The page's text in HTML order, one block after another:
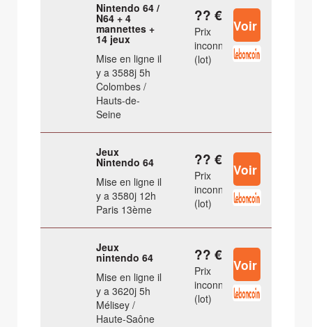
Nintendo 64 /
N64 + 4
mannettes +
14 jeux
Mise en ligne il
y a 3588j 5h
Colombes /
Hauts-de-
Seine
?? €
Prix
inconnu
(lot)
Jeux
Nintendo 64
Mise en ligne il
y a 3580j 12h
Paris 13ème
?? €
Prix
inconnu
(lot)
Jeux
nintendo 64
Mise en ligne il
y a 3620j 5h
Mélisey /
Haute-Saône
?? €
Prix
inconnu
(lot)